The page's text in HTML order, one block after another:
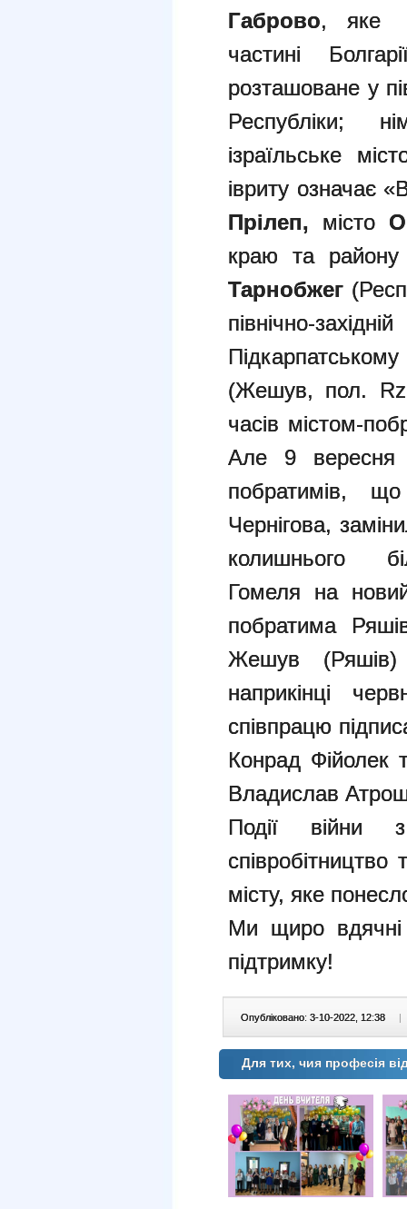
Габрово, яке
частині
розташоване у
Республіки;
ізраїльське
івриту означає
Прілеп, місто
краю та району
Тарнобжег
північно-
(Жешув, пол.
часів містом-
Але 9 вересня
побратимів,
Чернігова,
колишнього
Гомеля на
побратима
Жешув (Ряшів)
наприкінці
співпрацю
Конрад Фійолек
Владислав
Події війни
місту, яке
Ми щиро вдячні
підтримку!
Опубліковано: 3-10-2022, 12:38 |
Для тих, чия професія